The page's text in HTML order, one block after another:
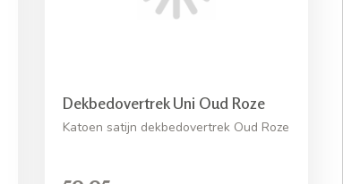
Dekbedovertrek Uni Oud Roze
Katoen satijn dekbedovertrek Oud Roze